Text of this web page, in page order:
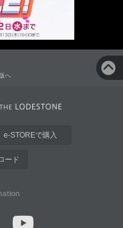
へ
e-STOREで購入
ード